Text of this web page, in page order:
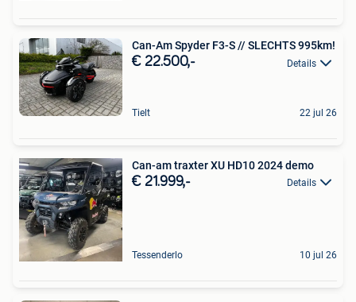
Can-Am Spyder F3-S // SLECHTS 995km!
€ 22.500,- Details
Tielt 22 jul 26
Can-am traxter XU HD10 2024 demo
€ 21.999,- Details
Tessenderlo 10 jul 26